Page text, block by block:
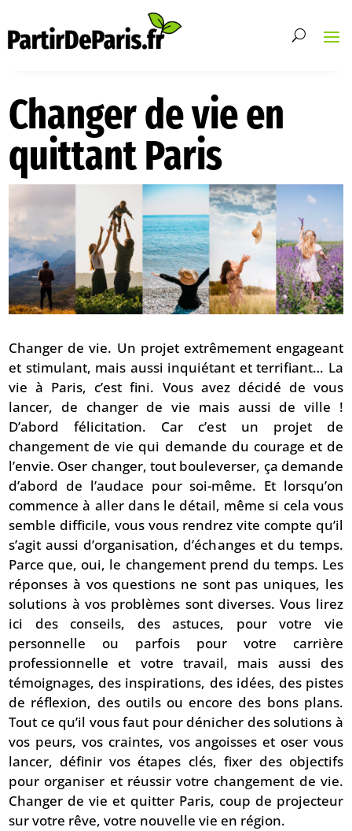
Changer de vie en
quittant Paris
Changer de vie. Un projet extrêmement engageant
et stimulant, mais aussi inquiétant et terrifiant… La
vie à Paris, c’est fini. Vous avez décidé de vous
lancer, de changer de vie mais aussi de ville !
D’abord félicitation. Car c’est un projet de
changement de vie qui demande du courage et de
l’envie. Oser changer, tout bouleverser, ça demande
d’abord de l’audace pour soi-même. Et lorsqu’on
commence à aller dans le détail, même si cela vous
semble difficile, vous vous rendrez vite compte qu’il
s’agit aussi d’organisation, d’échanges et du temps.
Parce que, oui, le changement prend du temps. Les
réponses à vos questions ne sont pas uniques, les
solutions à vos problèmes sont diverses. Vous lirez
ici des conseils, des astuces, pour votre vie
personnelle ou parfois pour votre carrière
professionnelle et votre travail, mais aussi des
témoignages, des inspirations, des idées, des pistes
de réflexion, des outils ou encore des bons plans.
Tout ce qu’il vous faut pour dénicher des solutions à
vos peurs, vos craintes, vos angoisses et oser vous
lancer, définir vos étapes clés, fixer des objectifs
pour organiser et réussir votre changement de vie.
Changer de vie et quitter Paris, coup de projecteur
sur votre rêve, votre nouvelle vie en région.